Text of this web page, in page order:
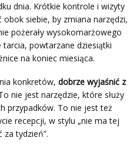
dnia. Krótkie kontrole i wizyty
siebie, by zmiana narzędzi,
pożerały wysokomarżowego
tarcia, powtarzane dziesiątki
na koniec miesiąca.
konkretów, dobrze wyjaśnić z
nie jest narzędzie, które służy
przypadków. To nie jest też
recepcji, w stylu „nie ma tej
tydzień”.